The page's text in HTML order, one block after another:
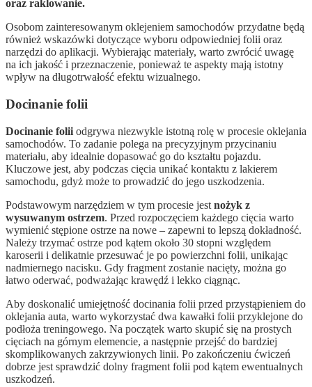
oraz raklowanie.
Osobom zainteresowanym oklejeniem samochodów przydatne będą
również wskazówki dotyczące wyboru odpowiedniej folii oraz
narzędzi do aplikacji. Wybierając materiały, warto zwrócić uwagę
na ich jakość i przeznaczenie, ponieważ te aspekty mają istotny
wpływ na długotrwałość efektu wizualnego.
Docinanie folii
Docinanie folii odgrywa niezwykle istotną rolę w procesie oklejania
samochodów. To zadanie polega na precyzyjnym przycinaniu
materiału, aby idealnie dopasować go do kształtu pojazdu.
Kluczowe jest, aby podczas cięcia unikać kontaktu z lakierem
samochodu, gdyż może to prowadzić do jego uszkodzenia.
Podstawowym narzędziem w tym procesie jest nożyk z
wysuwanym ostrzem. Przed rozpoczęciem każdego cięcia warto
wymienić stępione ostrze na nowe – zapewni to lepszą dokładność.
Należy trzymać ostrze pod kątem około 30 stopni względem
karoserii i delikatnie przesuwać je po powierzchni folii, unikając
nadmiernego nacisku. Gdy fragment zostanie nacięty, można go
łatwo oderwać, podważając krawędź i lekko ciągnąc.
Aby doskonalić umiejętność docinania folii przed przystąpieniem do
oklejania auta, warto wykorzystać dwa kawałki folii przyklejone do
podłoża treningowego. Na początek warto skupić się na prostych
cięciach na górnym elemencie, a następnie przejść do bardziej
skomplikowanych zakrzywionych linii. Po zakończeniu ćwiczeń
dobrze jest sprawdzić dolny fragment folii pod kątem ewentualnych
uszkodzeń.